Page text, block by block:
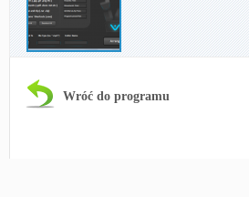
Wróć do programu